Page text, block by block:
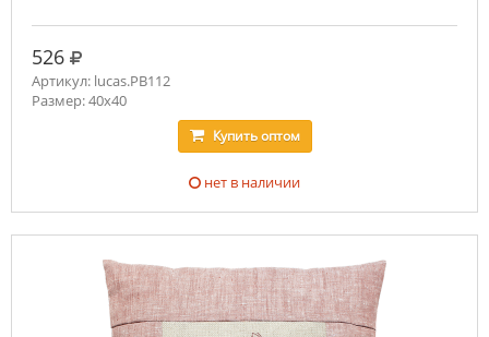
526 руб.
Артикул: lucas.PB112
Размер: 40х40
Купитьоптом
нет в наличии